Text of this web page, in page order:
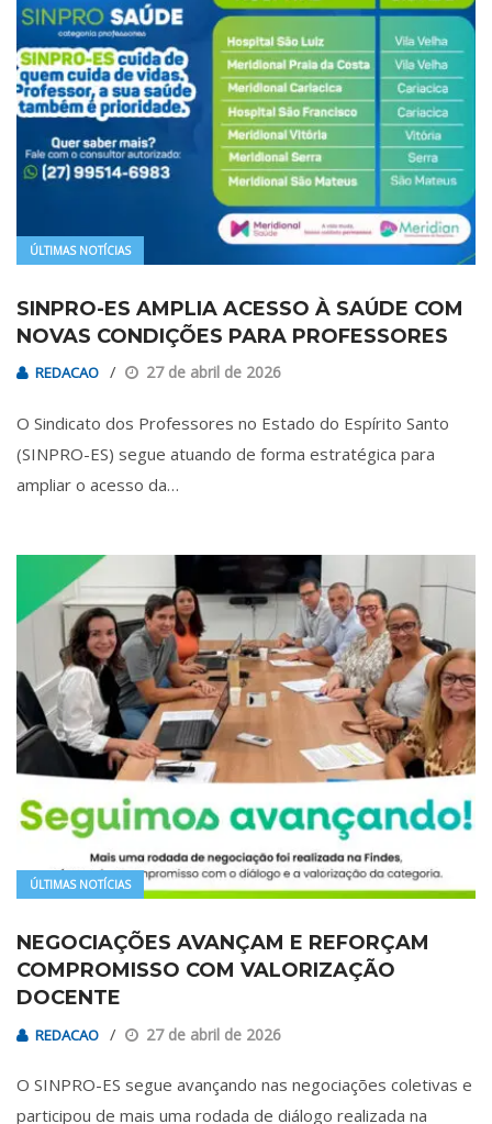
ÚLTIMAS NOTÍCIAS
SINPRO-ES AMPLIA ACESSO À SAÚDE COM
NOVAS CONDIÇÕES PARA PROFESSORES
REDACAO 27 de abril de 2026
O Sindicato dos Professores no Estado do Espírito Santo
(SINPRO-ES) segue atuando de forma estratégica para
ampliar o acesso da…
ÚLTIMAS NOTÍCIAS
NEGOCIAÇÕES AVANÇAM E REFORÇAM
COMPROMISSO COM VALORIZAÇÃO
DOCENTE
REDACAO 27 de abril de 2026
O SINPRO-ES segue avançando nas negociações coletivas e
participou de mais uma rodada de diálogo realizada na